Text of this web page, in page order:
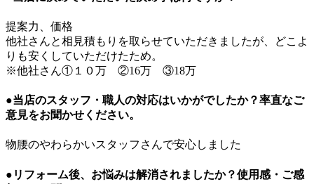
提案力、価格
他社さんと相見積もりを取らせていただきましたが、どこよ
りも安くしていただけたため。
※他社さん①１０万 ②16万 ③18万
●当店のスタッフ・職人の対応はいかがでしたか？率直なご
意見をお聞かせください。
物腰のやわらかいスタッフさんで安心しました
●リフォーム後、お悩みは解消されましたか？使用感・ご感